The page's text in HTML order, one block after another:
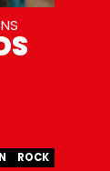
ROCK